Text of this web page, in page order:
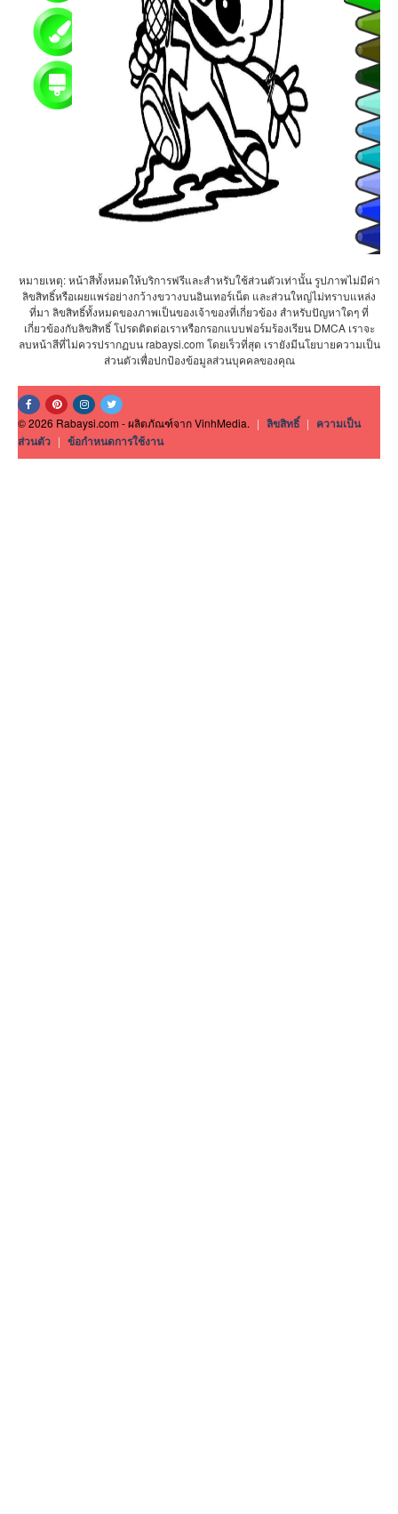
หมายเหตุ: หน้าสีทั้งหมดให้บริการฟรีและสำหรับใช้ส่วนตัวเท่านั้น รูปภาพไม่มีค่า
ลิขสิทธิ์หรือเผยแพร่อย่างกว้างขวางบนอินเทอร์เน็ต และส่วนใหญ่ไม่ทราบแหล่ง
ที่มา ลิขสิทธิ์ทั้งหมดของภาพเป็นของเจ้าของที่เกี่ยวข้อง สำหรับปัญหาใดๆ ที่
เกี่ยวข้องกับลิขสิทธิ์ โปรดติดต่อเราหรือกรอกแบบฟอร์มร้องเรียน DMCA เราจะ
ลบหน้าสีที่ไม่ควรปรากฏบน rabaysi.com โดยเร็วที่สุด เรายังมีนโยบายความเป็น
ส่วนตัวเพื่อปกป้องข้อมูลส่วนบุคคลของคุณ
© 2026 Rabaysi.com - ผลิตภัณฑ์จาก VinhMedia. | ลิขสิทธิ์ | ความเป็น
ส่วนตัว | ข้อกำหนดการใช้งาน